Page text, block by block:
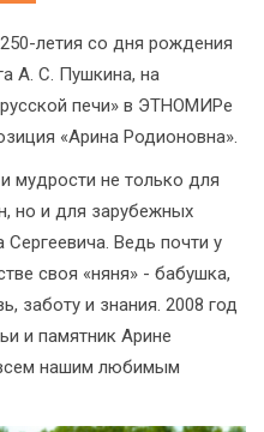
летия со дня рождения
А. С. Пушкина, на
печи» в ЭТНОМИРе
«Арина Родионовна».
мудрости не только для
но и для зарубежных
Сергеевича. Ведь почти у
своя «няня» - бабушка,
заботу и знания. 2008 год
и памятник Арине
нашим любимым